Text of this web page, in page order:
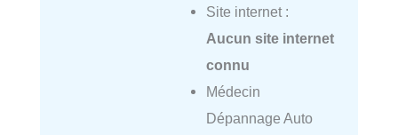
Site internet :
Aucun site internet
connu
Médecin
Dépannage Auto